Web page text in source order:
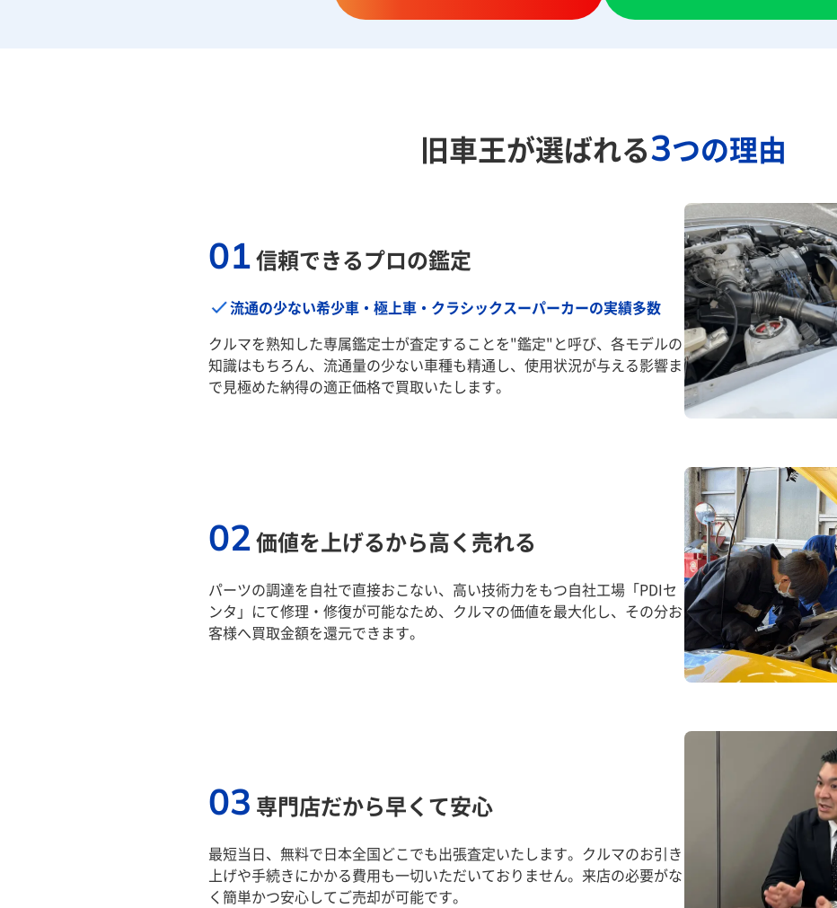
旧車王が選ばれる3つの理由
01信頼できるプロの鑑定
流通の少ない希少車・極上車・クラシックスーパーカーの実績多数
クルマを熟知した専属鑑定士が査定することを"鑑定"と呼び、各モデルの
知識はもちろん、流通量の少ない車種も精通し、使用状況が与える影響ま
で見極めた納得の適正価格で買取いたします。
02価値を上げるから高く売れる
パーツの調達を自社で直接おこない、高い技術力をもつ自社工場「PDIセ
ンタ」にて修理・修復が可能なため、クルマの価値を最大化し、その分お
客様へ買取金額を還元できます。
03 専門店だから早くて安心
最短当日、無料で日本全国どこでも出張査定いたします。クルマのお引き
上げや手続きにかかる費用も一切いただいておりません。来店の必要がな
く簡単かつ安心してご売却が可能です。